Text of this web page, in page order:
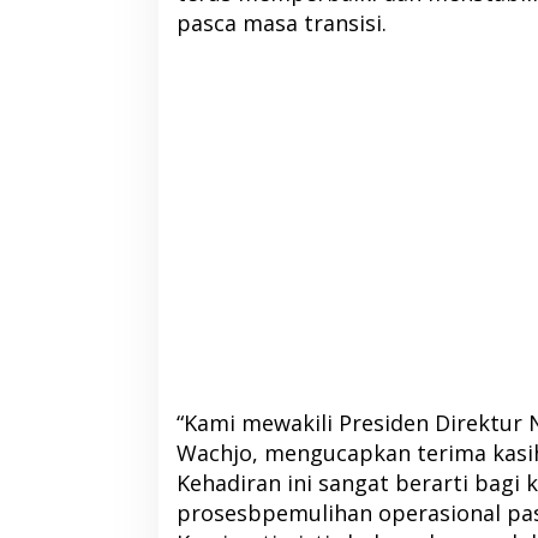
pasca masa transisi.
“Kami mewakili Presiden Direktur
Wachjo, mengucapkan terima
Kehadiran ini sangat berarti bagi
prosesbpemulihan operasional